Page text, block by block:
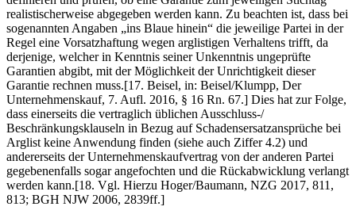
realistischerweise abgegeben werden kann. Zu beachten ist, dass bei
sogenannten Angaben „ins Blaue hinein“ die jeweilige Partei in der
Regel eine Vorsatzhaftung wegen arglistigen Verhaltens trifft, da
derjenige, welcher in Kenntnis seiner Unkenntnis ungeprüfte
Garantien abgibt, mit der Möglichkeit der Unrichtigkeit dieser
Garantie rechnen muss.[17. Beisel, in: Beisel/Klumpp, Der
Unternehmenskauf, 7. Aufl. 2016, § 16 Rn. 67.] Dies hat zur Folge,
dass einerseits die vertraglich üblichen Ausschluss-/
Beschränkungsklauseln in Bezug auf Schadensersatzansprüche bei
Arglist keine Anwendung finden (siehe auch Ziffer 4.2) und
andererseits der Unternehmenskaufvertrag von der anderen Partei
gegebenenfalls sogar angefochten und die Rückabwicklung verlangt
werden kann.[18. Vgl. Hierzu Hoger/Baumann, NZG 2017, 811,
813; BGH NJW 2006, 2839ff.]